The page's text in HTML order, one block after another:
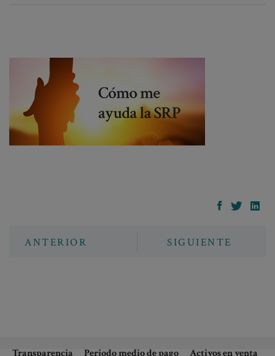
ANTERIOR SIGUIENTE
Transparencia Periodo medio de pago Activos en venta